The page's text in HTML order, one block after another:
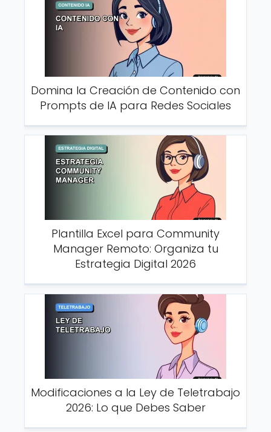
Domina la Creación de Contenido con
Prompts de IA para Redes Sociales
Plantilla Excel para Community
Manager Remoto: Organiza tu
Estrategia Digital 2026
Modificaciones a la Ley de Teletrabajo
2026: Lo que Debes Saber